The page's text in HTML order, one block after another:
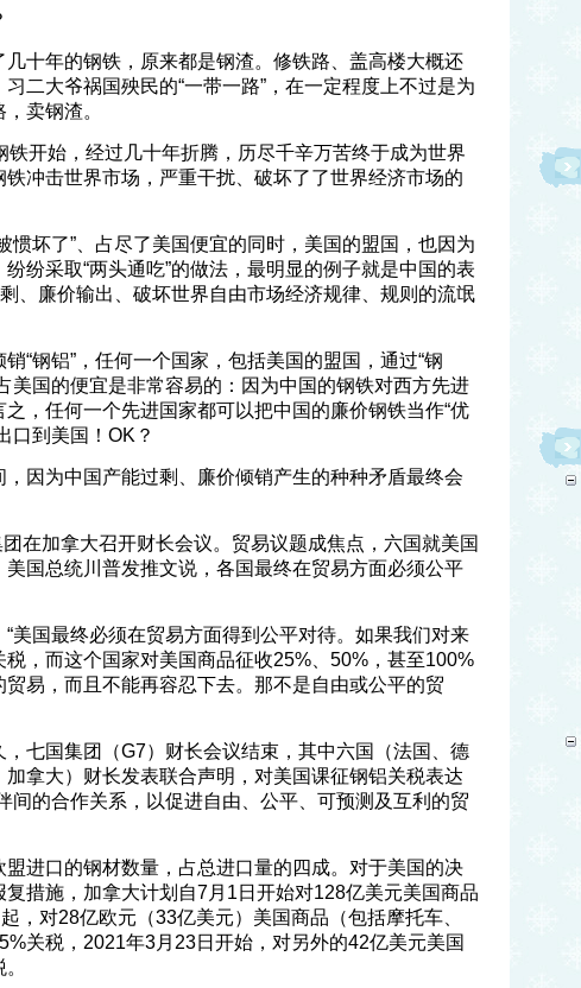
十年的钢铁，原来都是钢渣。修铁路、盖高楼大概还
二大爷祸国殃民的“一带一路”，在一定程度上不过是为
卖钢渣。
铁开始，经过几十年折腾，历尽千辛万苦终于成为世界
冲击世界市场，严重干扰、破坏了了世界经济市场的
惯坏了”、占尽了美国便宜的同时，美国的盟国，也因为
纷采取“两头通吃”的做法，最明显的例子就是中国的表
、廉价输出、破坏世界自由市场经济规律、规则的流氓
“钢铝”，任何一个国家，包括美国的盟国，通过“钢
美国的便宜是非常容易的：因为中国的钢铁对西方先进
，任何一个先进国家都可以把中国的廉价钢铁当作“优
口到美国！OK？
因为中国产能过剩、廉价倾销产生的种种矛盾最终会
在加拿大召开财长会议。贸易议题成焦点，六国就美国
国总统川普发推文说，各国最终在贸易方面必须公平
美国最终必须在贸易方面得到公平对待。如果我们对来
税，而这个国家对美国商品征收25%、50%，甚至100%
易，而且不能再容忍下去。那不是自由或公平的贸
七国集团（G7）财长会议结束，其中六国（法国、德
拿大）财长发表联合声明，对美国课征钢铝关税表达
间的合作关系，以促进自由、公平、可预测及互利的贸
进口的钢材数量，占总进口量的四成。对于美国的决
措施，加拿大计划自7月1日开始对128亿美元美国商品
，对28亿欧元（33亿美元）美国商品（包括摩托车、
关税，2021年3月23日开始，对另外的42亿美元美国